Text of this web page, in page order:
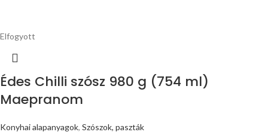
Elfogyott
Édes Chilli szósz 980 g (754 ml)
Maepranom
Konyhai alapanyagok, Szószok, paszták